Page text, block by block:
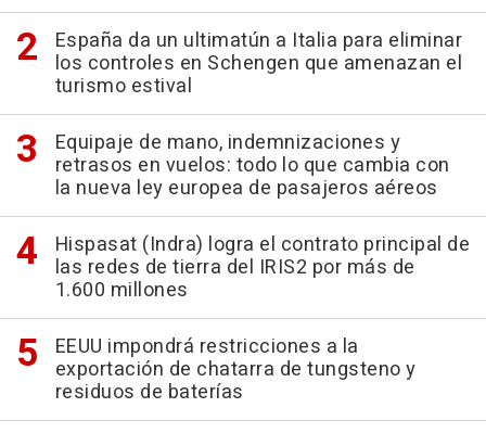
España da un ultimatún a Italia para eliminar
los controles en Schengen que amenazan el
turismo estival
Equipaje de mano, indemnizaciones y
retrasos en vuelos: todo lo que cambia con
la nueva ley europea de pasajeros aéreos
Hispasat (Indra) logra el contrato principal de
las redes de tierra del IRIS2 por más de
1.600 millones
EEUU impondrá restricciones a la
exportación de chatarra de tungsteno y
residuos de baterías